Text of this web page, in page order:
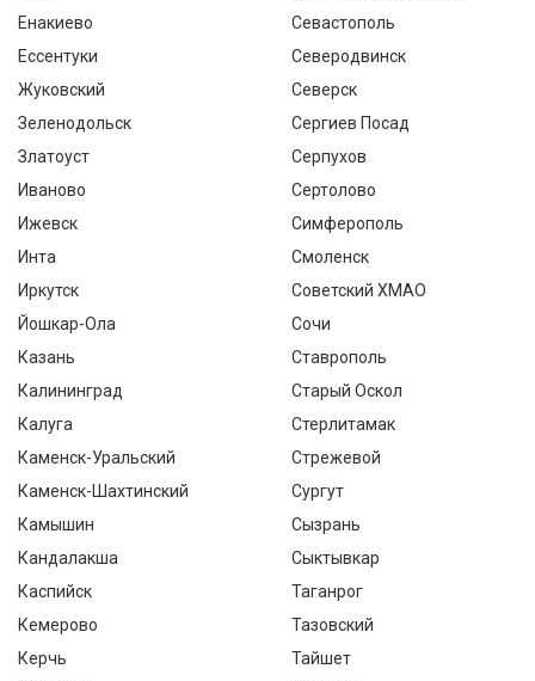
Енакиево
Ессентуки
Жуковский
Зеленодольск
Златоуст
Иваново
Ижевск
Инта
Иркутск
Йошкар-Ола
Казань
Калининград
Калуга
Каменск-Уральский
Каменск-Шахтинский
Камышин
Кандалакша
Каспийск
Кемерово
Керчь
Севастополь
Северодвинск
Северск
Сергиев Посад
Серпухов
Сертолово
Симферополь
Смоленск
Советский ХМАО
Сочи
Ставрополь
Старый Оскол
Стерлитамак
Стрежевой
Сургут
Сызрань
Сыктывкар
Таганрог
Тазовский
Тайшет